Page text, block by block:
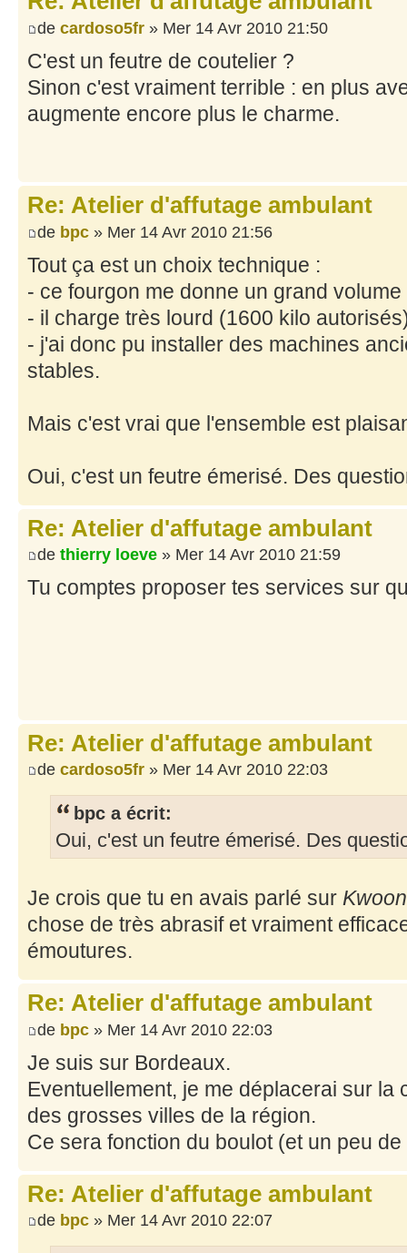
de cardoso5fr » Mer 14 Avr 2010 21:50
C'est un feutre de coutelier ?
Sinon c'est vraiment terrible : en plus
augmente encore plus le charme.
Re: Atelier d'affutage ambulant
de bpc » Mer 14 Avr 2010 21:56
Tout ça est un choix technique :
- ce fourgon me donne un grand
- il charge très lourd (1600 kilo
- j'ai donc pu installer des machines
stables.
Mais c'est vrai que l'ensemble est
Oui, c'est un feutre émerisé. Des
Re: Atelier d'affutage ambulant
de thierry loeve » Mer 14 Avr 2010 21:59
Tu comptes proposer tes services sur
Re: Atelier d'affutage ambulant
de cardoso5fr » Mer 14 Avr 2010 22:03
bpc a écrit:
Oui, c'est un feutre émerisé. Des
Je crois que tu en avais parlé sur Kwoon
chose de très abrasif et vraiment
émoutures.
Re: Atelier d'affutage ambulant
de bpc » Mer 14 Avr 2010 22:03
Je suis sur Bordeaux.
Eventuellement, je me déplacerai sur la
des grosses villes de la région.
Ce sera fonction du boulot (et un peu
Re: Atelier d'affutage ambulant
de bpc » Mer 14 Avr 2010 22:07